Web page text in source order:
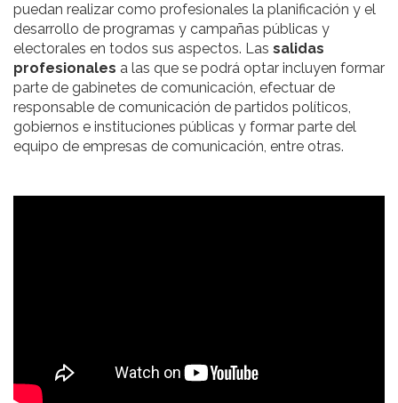
puedan realizar como profesionales la planificación y el
desarrollo de programas y campañas públicas y
electorales en todos sus aspectos. Las salidas
profesionales a las que se podrá optar incluyen formar
parte de gabinetes de comunicación, efectuar de
responsable de comunicación de partidos políticos,
gobiernos e instituciones públicas y formar parte del
equipo de empresas de comunicación, entre otras.